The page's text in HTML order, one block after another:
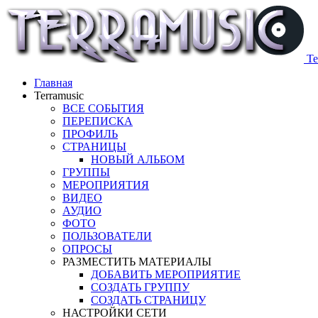
Главная
Terramusic
ВСЕ СОБЫТИЯ
ПЕРЕПИСКА
ПРОФИЛЬ
СТРАНИЦЫ
НОВЫЙ АЛЬБОМ
ГРУППЫ
МЕРОПРИЯТИЯ
ВИДЕО
АУДИО
ФОТО
ПОЛЬЗОВАТЕЛИ
ОПРОСЫ
РАЗМЕСТИТЬ МАТЕРИАЛЫ
ДОБАВИТЬ МЕРОПРИЯТИЕ
СОЗДАТЬ ГРУППУ
СОЗДАТЬ СТРАНИЦУ
НАСТРОЙКИ СЕТИ